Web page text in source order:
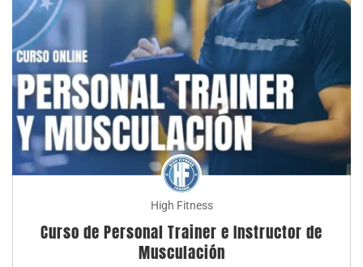
High Fitness
Curso de Personal Trainer e Instructor de
Musculación